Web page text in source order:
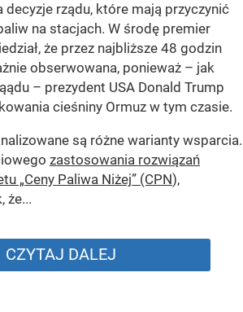
decyzje rządu, które mają przyczynić
na stacjach. W środę premier
że przez najbliższe 48 godzin
obserwowana, ponieważ – jak
– prezydent USA Donald Trump
cieśniny Ormuz w tym czasie.
są różne warianty wsparcia.
zastosowania rozwiązań
„Ceny Paliwa Niżej” (CPN),
że...
CZYTAJ DALEJ